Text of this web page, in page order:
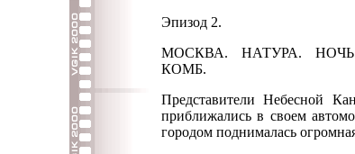
Эпизод 2.
МОСКВА. НАТУРА.
КОМБ.
Представители Небесной
приближались в своем
городом поднималась